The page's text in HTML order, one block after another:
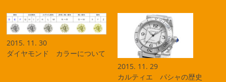
2015. 11. 30
ダイヤモンド カラーについて
2015. 11. 29
カルティエ パシャの歴史